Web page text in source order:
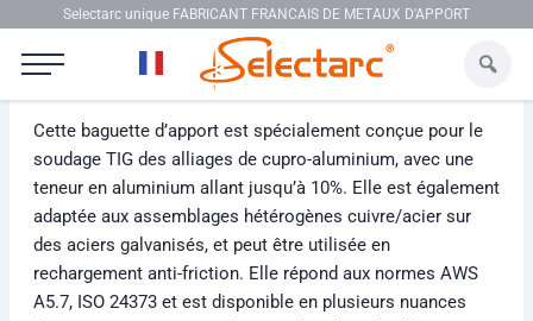
Aller au contenuSelectarc unique FABRICANT FRANCAIS DE METAUX D'APPORT
Cette baguette d’apport est spécialement conçue pour le
soudage TIG des alliages de cupro-aluminium, avec une
teneur en aluminium allant jusqu’à 10%. Elle est également
adaptée aux assemblages hétérogènes cuivre/acier sur
des aciers galvanisés, et peut être utilisée en
rechargement anti-friction. Elle répond aux normes AWS
A5.7, ISO 24373 et est disponible en plusieurs nuances